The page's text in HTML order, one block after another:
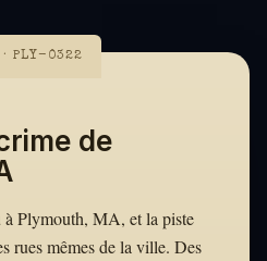
· PLY-0322
de
à Plymouth, MA, et la piste
rues mêmes de la ville. Des